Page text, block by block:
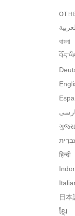
বাংলা
हिन्दी
日本
ខ្មែរ